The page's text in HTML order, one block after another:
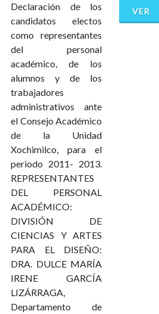
Declaración de los
candidatos electos
como representantes
del personal
académico, de los
alumnos y de los
trabajadores
administrativos ante
el Consejo Académico
de la Unidad
Xochimilco, para el
periodo 2011- 2013.
REPRESENTANTES
DEL PERSONAL
ACADÉMICO:
DIVISIÓN DE
CIENCIAS Y ARTES
PARA EL DISEÑO:
DRA. DULCE MARÍA
IRENE GARCÍA
LIZÁRRAGA,
Departamento de
VER